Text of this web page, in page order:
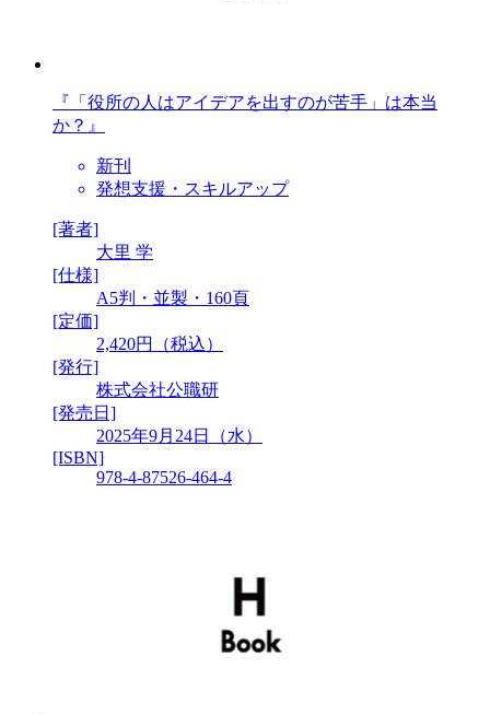
『「役所の人はアイデアを出すのが苦手」は本当
か？』
新刊
発想支援・スキルアップ
[著者]
大里 学
[仕様]
A5判・並製・160頁
[定価]
2,420円（税込）
[発行]
株式会社公職研
[発売日]
2025年9月24日（水）
[ISBN]
978-4-87526-464-4